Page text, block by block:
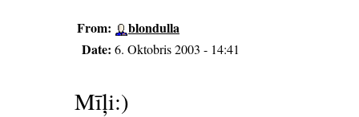
From:
blondulla
Date: 6. Oktobris 2003 - 14:41
Mīļi:)